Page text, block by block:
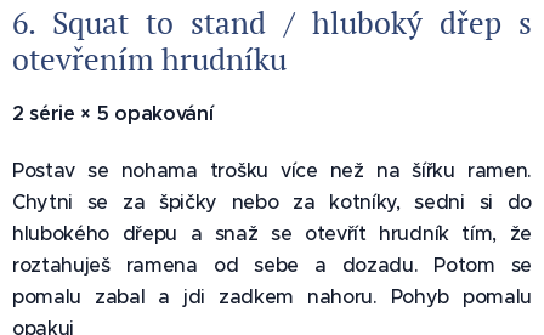
6. Squat to stand / hluboký dřep s
otevřením hrudníku 🏋️
2 série × 5 opakování
Postav se nohama trošku více než na šířku ramen.
Chytni se za špičky nebo za kotníky, sedni si do
hlubokého dřepu a snaž se otevřít hrudník tím, že
roztahuješ ramena od sebe a dozadu. Potom se
pomalu zabal a jdi zadkem nahoru. Pohyb pomalu
opakuj